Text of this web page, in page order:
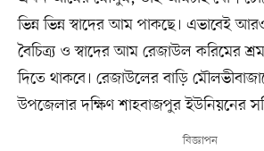
ভিন্ন ভিন্ন স্বাদের আম পাকছে। এভাবেই
বৈচিত্র্য ও স্বাদের আম রেজাউল করিমের
দিতে থাকবে। রেজাউলের বাড়ি
উপজেলার দক্ষিণ শাহবাজপুর ইউনিয়নের